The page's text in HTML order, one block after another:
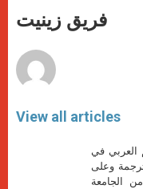
p
p
g
e
o
k
فريق زينيت
View all articles
العربي في
وعلى
الجامعة